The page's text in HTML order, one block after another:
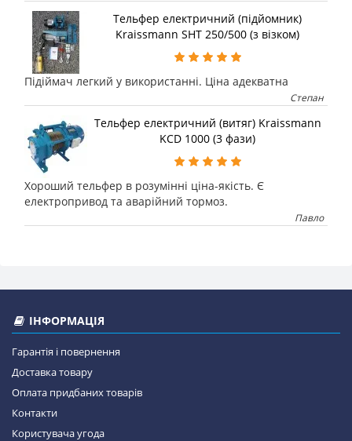
Тельфер електричний (підйомник)
Kraissmann SHT 250/500 (з візком)
Підіймач легкий у використанні. Ціна адекватна
Степан
Тельфер електричний (витяг) Kraissmann
KCD 1000 (3 фази)
Хороший тельфер в розумінні ціна-якість. Є
електропривод та аварійний тормоз.
Павло
ІНФОРМАЦІЯ
Гарантія і повернення
Доставка товару
Оплата придбаних товарів
Контакти
Користувача угода